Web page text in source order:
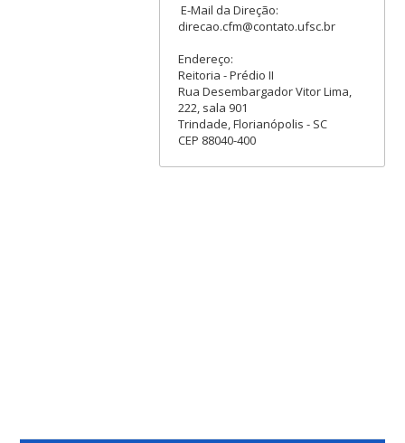
E-Mail da Direção:
direcao.cfm@contato.ufsc.br
Endereço:
Reitoria - Prédio II
Rua Desembargador Vitor Lima,
222, sala 901
Trindade, Florianópolis - SC
CEP 88040-400